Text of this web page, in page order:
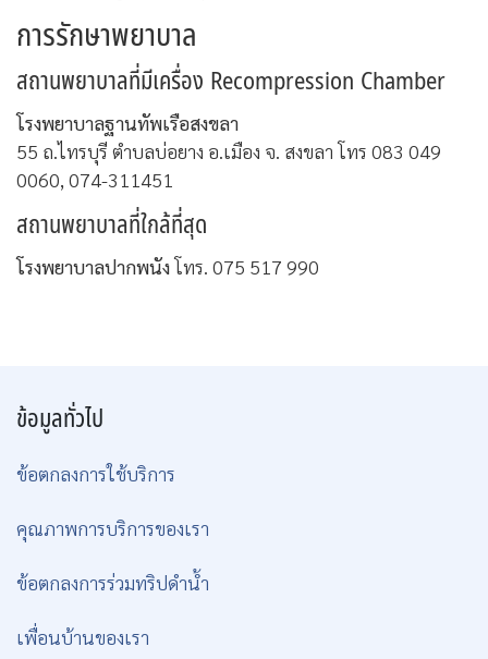
การรักษาพยาบาล
สถานพยาบาลที่มีเครื่อง Recompression Chamber
โรงพยาบาลฐานทัพเรือสงขลา
55 ถ.ไทรบุรี ตำบลบ่อยาง อ.เมือง จ. สงขลา โทร 083 049
0060, 074-311451
สถานพยาบาลที่ใกล้ที่สุด
โรงพยาบาลปากพนังโทร. 075 517 990
ข้อมูลทั่วไป
ข้อตกลงการใช้บริการ
คุณภาพการบริการของเรา
ข้อตกลงการร่วมทริปดำน้ำ
เพื่อนบ้านของเรา